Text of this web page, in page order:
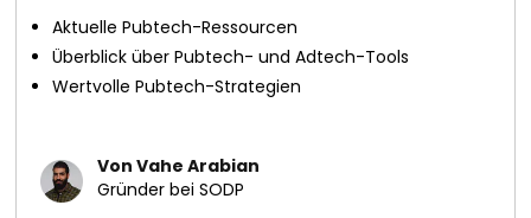
Aktuelle Pubtech-Ressourcen
Überblick über Pubtech- und Adtech-Tools
Wertvolle Pubtech-Strategien
Von Vahe Arabian
Gründer bei SODP